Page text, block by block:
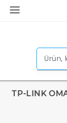
TP-LINK